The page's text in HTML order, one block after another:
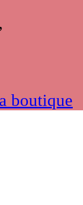
boutique